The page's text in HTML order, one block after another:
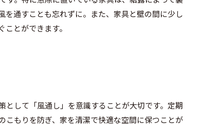
通すことも忘れずに。また、家具と壁の間に少し
とができます。
して「風通し」を意識することが大切です。定期
こもりを防ぎ、家を清潔で快適な空間に保つことが